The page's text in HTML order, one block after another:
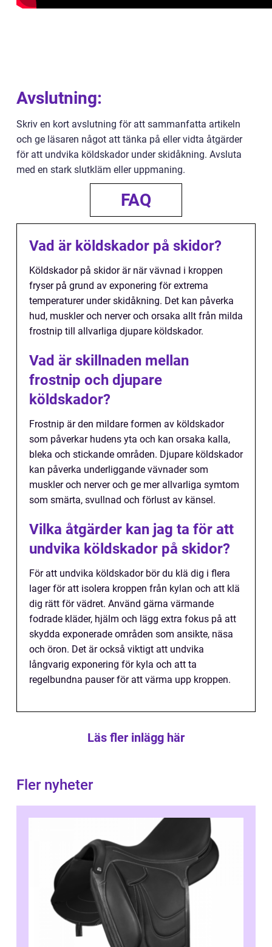
Avslutning:
Skriv en kort avslutning för att sammanfatta artikeln
och ge läsaren något att tänka på eller vidta åtgärder
för att undvika köldskador under skidåkning. Avsluta
med en stark slutkläm eller uppmaning.
FAQ
Vad är köldskador på skidor?
Köldskador på skidor är när vävnad i kroppen
fryser på grund av exponering för extrema
temperaturer under skidåkning. Det kan påverka
hud, muskler och nerver och orsaka allt från milda
frostnip till allvarliga djupare köldskador.
Vad är skillnaden mellan
frostnip och djupare
köldskador?
Frostnip är den mildare formen av köldskador
som påverkar hudens yta och kan orsaka kalla,
bleka och stickande områden. Djupare köldskador
kan påverka underliggande vävnader som
muskler och nerver och ge mer allvarliga symtom
som smärta, svullnad och förlust av känsel.
Vilka åtgärder kan jag ta för att
undvika köldskador på skidor?
För att undvika köldskador bör du klä dig i flera
lager för att isolera kroppen från kylan och att klä
dig rätt för vädret. Använd gärna värmande
fodrade kläder, hjälm och lägg extra fokus på att
skydda exponerade områden som ansikte, näsa
och öron. Det är också viktigt att undvika
långvarig exponering för kyla och att ta
regelbundna pauser för att värma upp kroppen.
Läs fler inlägg här
Fler nyheter